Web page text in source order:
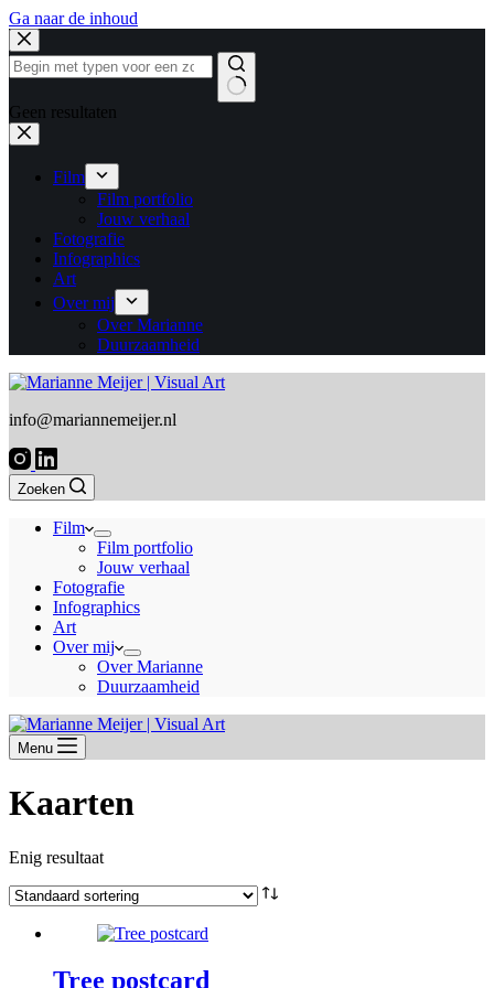
Ga naar de inhoud
Geen resultaten
Film
Film portfolio
Jouw verhaal
Fotografie
Infographics
Art
Over mij
Over Marianne
Duurzaamheid
info@mariannemeijer.nl
Zoeken
Film
Film portfolio
Jouw verhaal
Fotografie
Infographics
Art
Over mij
Over Marianne
Duurzaamheid
Menu
Kaarten
Enig resultaat
Tree postcard